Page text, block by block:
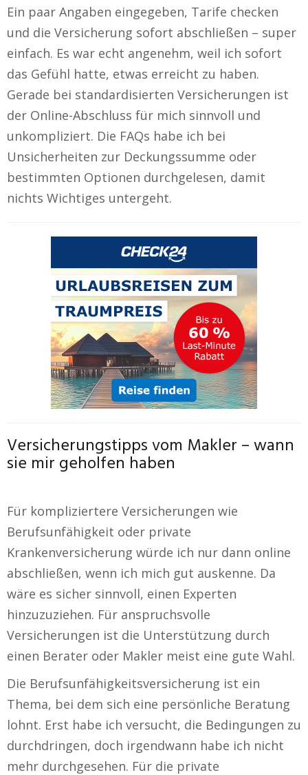
Ein paar Angaben eingegeben, Tarife checken
und die Versicherung sofort abschließen – super
einfach. Es war echt angenehm, weil ich sofort
das Gefühl hatte, etwas erreicht zu haben.
Gerade bei standardisierten Versicherungen ist
der Online-Abschluss für mich sinnvoll und
unkompliziert. Die FAQs habe ich bei
Unsicherheiten zur Deckungssumme oder
bestimmten Optionen durchgelesen, damit
nichts Wichtiges untergeht.
Versicherungstipps vom Makler – wann
sie mir geholfen haben
Für kompliziertere Versicherungen wie
Berufsunfähigkeit oder private
Krankenversicherung würde ich nur dann online
abschließen, wenn ich mich gut auskenne. Da
wäre es sicher sinnvoll, einen Experten
hinzuzuziehen. Für anspruchsvolle
Versicherungen ist die Unterstützung durch
einen Berater oder Makler meist eine gute Wahl.
Die Berufsunfähigkeitsversicherung ist ein
Thema, bei dem sich eine persönliche Beratung
lohnt. Erst habe ich versucht, die Bedingungen zu
durchdringen, doch irgendwann habe ich nicht
mehr durchgesehen. Für die private